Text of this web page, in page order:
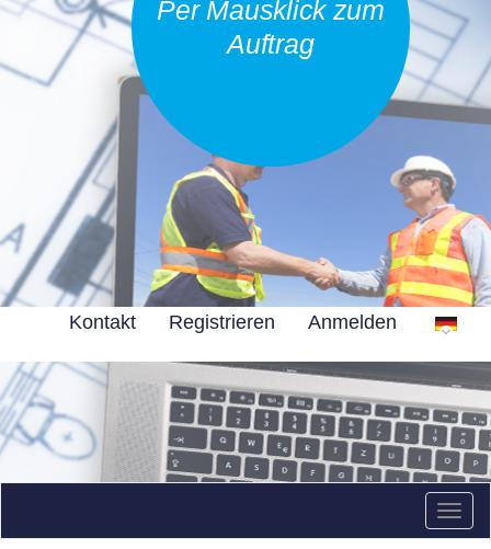
Per Mausklick zum
Auftrag
Kontakt Registrieren Anmelden